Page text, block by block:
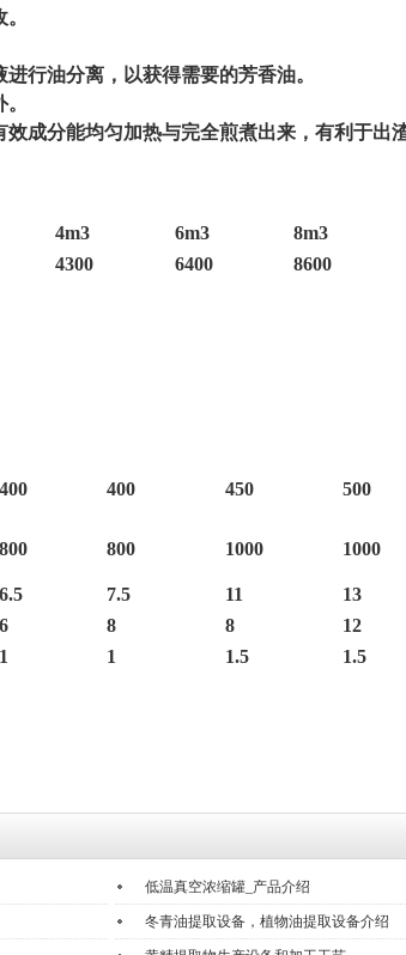
行油分离，以获得需要的芳香油。
成分能均匀加热与完全煎煮出来，有利于出渣
4m3 6m3 8m3
4300 6400 8600
400 400 450 500
800 800 1000 1000
6.5 7.5 11 13
6 8 8 12
1 1 1.5 1.5
低温真空浓缩罐_产品介绍
冬青油提取设备，植物油提取设备介绍